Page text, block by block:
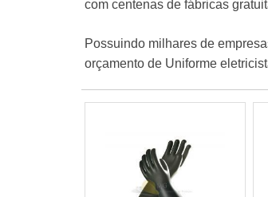
com centenas de fábricas
Possuindo milhares de
orçamento de Uniforme